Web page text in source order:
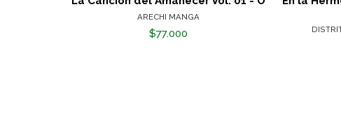
ARECHI MANGA
$77.000